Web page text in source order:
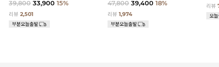
39,800 33,900 15%
리뷰 2,501
47,800 39,400 18%
리뷰1,974
리뷰